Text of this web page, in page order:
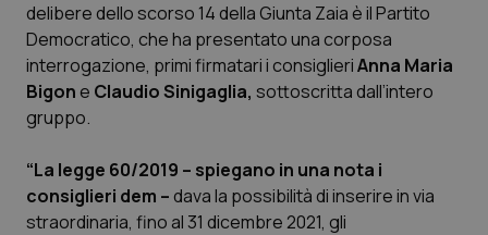
Professionisti Sanitari.AI
Abruzzo
Basilicata
Calabria
QS Pro Gold
Artrite & artrosi
Asma & BPCO
QS Club
delibere dello scorso 14 della Giunta Zaia è il Partito
Democratico, che ha presentato una corposa
interrogazione, primi firmatari i consiglieriAnna Maria
Bigone Claudio Sinigaglia, sottoscritta dall’intero
gruppo.
“La legge 60/2019 – spiegano in una nota i
consiglieri dem –dava la possibilità di inserire in via
straordinaria, fino al 31 dicembre 2021, gli